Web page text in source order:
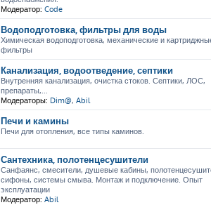
Модератор: Code
Водоподготовка, фильтры для воды
Химическая водоподготовка, механические и
фильтры
Канализация, водоотведение, септики
Внутренняя канализация, очистка стоков. Септики, ЛОС,
препараты,...
Модераторы: Dim@, Abil
Печи и камины
Печи для отопления, все типы каминов.
Сантехника, полотенцесушители
Санфаянс, смесители, душевые кабины,
сифоны, системы смыва. Монтаж и подключение. Опыт
эксплуатации
Модератор: Abil